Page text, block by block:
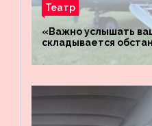
Театр
«Важно услышать
складывается
«Восток»